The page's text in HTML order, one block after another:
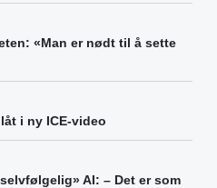
«Man er nødt til å sette
i ny ICE-video
AI: – Det er som